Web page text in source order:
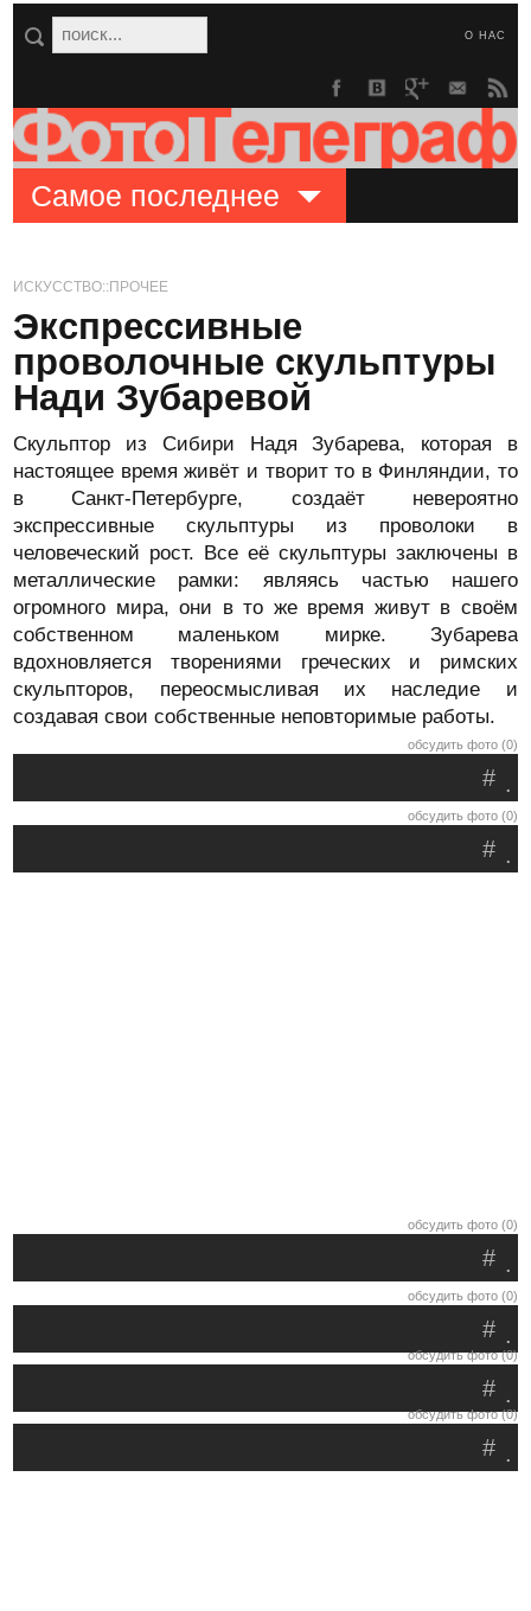
О НАС
Самое последнее
ИСКУССТВО::ПРОЧЕЕ
Экспрессивные
проволочные скульптуры
Нади Зубаревой
Скульптор из Сибири Надя Зубарева, которая в
настоящее время живёт и творит то в Финляндии, то
в Санкт-Петербурге, создаёт невероятно
экспрессивные скульптуры из проволоки в
человеческий рост. Все её скульптуры заключены в
металлические рамки: являясь частью нашего
огромного мира, они в то же время живут в своём
собственном маленьком мирке. Зубарева
вдохновляется творениями греческих и римских
скульпторов, переосмысливая их наследие и
создавая свои собственные неповторимые работы.
обсудить фото (0)
.
#
обсудить фото (0)
.
#
обсудить фото (0)
.
#
обсудить фото (0)
.
#
обсудить фото (0)
.
#
обсудить фото (0)
.
#